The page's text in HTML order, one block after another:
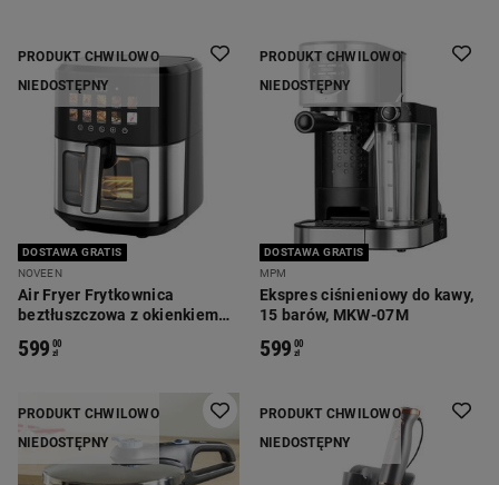
PRODUKT CHWILOWO
NIEDOSTĘPNY
DOSTAWA GRATIS
NOVEEN
Air Fryer Frytkownica
beztłuszczowa z okienkiem
W, 6,5 l, czarna
599 00
zł
PRODUKT CHWILOWO
NIEDOSTĘPNY
DOSTAWA GRATIS
MPM
Ekspres ciśnieniowy do kawy,
15 barów, MKW-07M
599 00
zł
PRODUKT CHWILOWO
NIEDOSTĘPNY
PRODUKT CHWILOWO
NIEDOSTĘPNY